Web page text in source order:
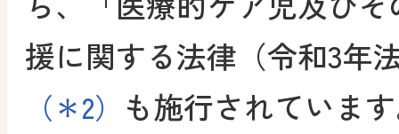
援に関する法律（令和3年
（＊2） も施行されていま